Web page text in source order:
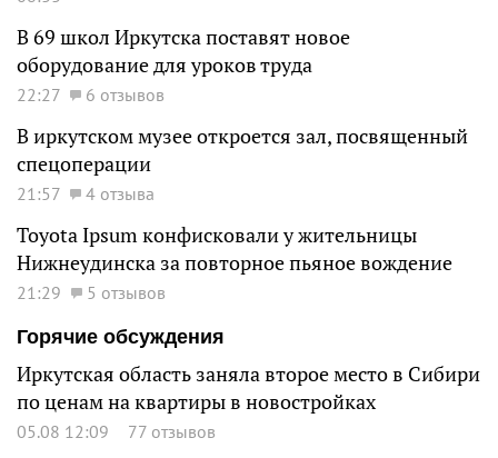
В 69 школ Иркутска поставят новое
оборудование для уроков труда
22:27 6 отзывов
В иркутском музее откроется зал, посвященный
спецоперации
21:57 4 отзыва
Toyota Ipsum конфисковали у жительницы
Нижнеудинска за повторное пьяное вождение
21:29
5 отзывов
Горячие обсуждения
Иркутская область заняла второе место в Сибири
по ценам на квартиры в новостройках
05.08 12:09 77 отзывов